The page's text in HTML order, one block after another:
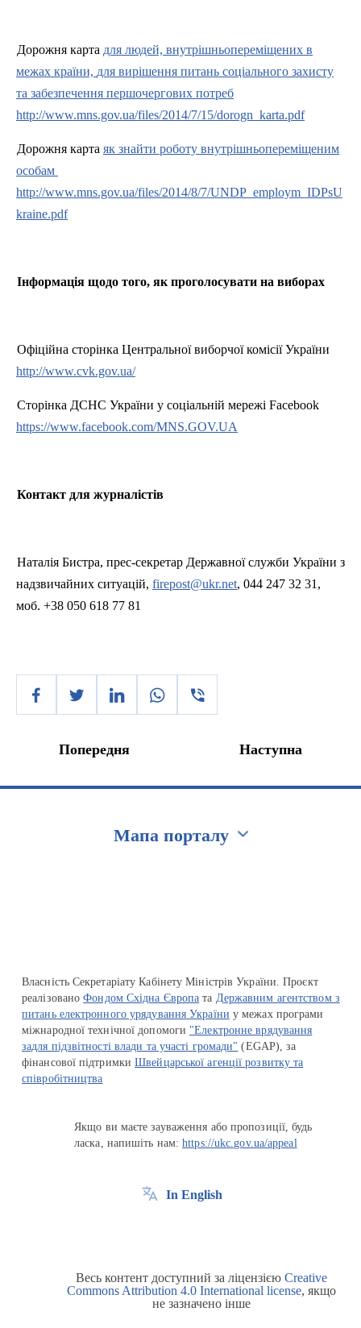
Дорожня карта для людей, внутрішньопереміщених в
межах країни, для вирішення питань соціального захисту
та забезпечення першочергових потреб
http://www.mns.gov.ua/files/2014/7/15/dorogn_karta.pdf
Дорожня карта як знайти роботу внутрішньопереміщеним
особам
http://www.mns.gov.ua/files/2014/8/7/UNDP_employm_IDPsU
kraine.pdf
Інформація щодо того, як проголосувати на виборах
Офіційна сторінка Центральної виборчої комісії України
http://www.cvk.gov.ua/
Сторінка ДСНС України у соціальній мережі Facebook
https://www.facebook.com/MNS.GOV.UA
Контакт для журналістів
Наталія Бистра, прес-секретар Державної служби України з
надзвичайних ситуацій, firepost@ukr.net, 044 247 32 31,
моб. +38 050 618 77 81
Попередня Наступна
Мапа порталу
Власність Секретаріату Кабінету Міністрів України. Проєкт
реалізованоФондом Східна Європа та Державним агентством з
питань електронного урядування України у межах програми
міжнародної технічної допомоги "Електронне врядування
задля підзвітності влади та участі громади" (EGAP), за
фінансової підтримкиШвейцарської агенції розвитку та
співробітництва
Якщо ви маєте зауваження або пропозиції, будь
ласка, напишіть нам:https://ukc.gov.ua/appeal
In English
Весь контент доступний за ліцензією Creative
Commons Attribution 4.0 International license, якщо
не зазначено інше